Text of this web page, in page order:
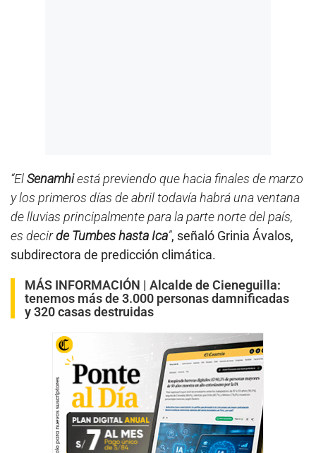
“ElSenamhiestá previendo que hacia finales de marzo
y los primeros días de abril todavía habrá una ventana
de lluvias principalmente para la parte norte del país,
es decirde Tumbes hasta Ica”, señaló Grinia Ávalos,
subdirectora de predicción climática.
MÁS INFORMACIÓN | Alcalde de Cieneguilla:
tenemos más de 3.000 personas damnificadas
y 320 casas destruidas